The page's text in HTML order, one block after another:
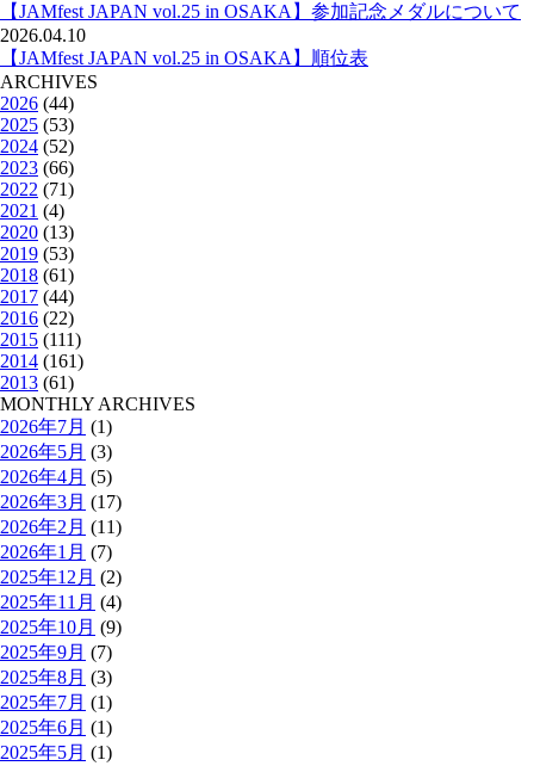
【JAMfest JAPAN vol.25 in OSAKA】参加記念メダルについて
2026.04.10
【JAMfest JAPAN vol.25 in OSAKA】順位表
ARCHIVES
2026 (44)
2025 (53)
2024 (52)
2023 (66)
2022 (71)
2021 (4)
2020 (13)
2019 (53)
2018 (61)
2017 (44)
2016 (22)
2015 (111)
2014 (161)
2013 (61)
MONTHLY ARCHIVES
2026年7月 (1)
2026年5月 (3)
2026年4月 (5)
2026年3月 (17)
2026年2月 (11)
2026年1月 (7)
2025年12月 (2)
2025年11月 (4)
2025年10月 (9)
2025年9月 (7)
2025年8月 (3)
2025年7月 (1)
2025年6月 (1)
2025年5月 (1)